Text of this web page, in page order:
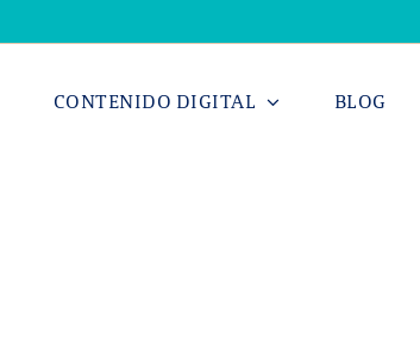
CONTENIDO DIGITAL BLOG